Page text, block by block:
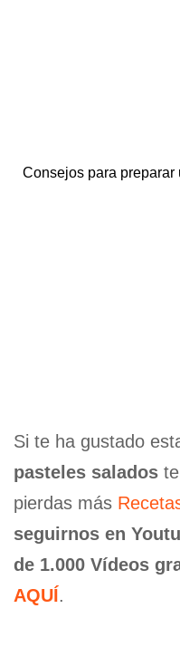
Consejos para
Si te ha gustado
pasteles salados
pierdas más
seguirnos en
de 1.000 Vídeos
AQUÍ.